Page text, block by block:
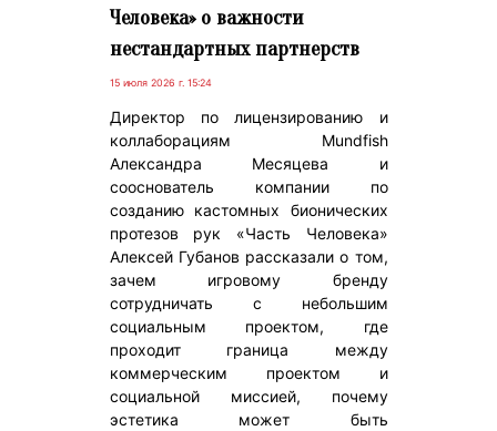
Человека» о важности
нестандартных партнерств
15 июля 2026 г. 15:24
Директор по лицензированию и
коллаборациям Mundfish
Александра Месяцева и
сооснователь компании по
созданию кастомных бионических
протезов рук «Часть Человека»
Алексей Губанов рассказали о том,
зачем игровому бренду
сотрудничать с небольшим
социальным проектом, где
проходит граница между
коммерческим проектом и
социальной миссией, почему
эстетика может быть